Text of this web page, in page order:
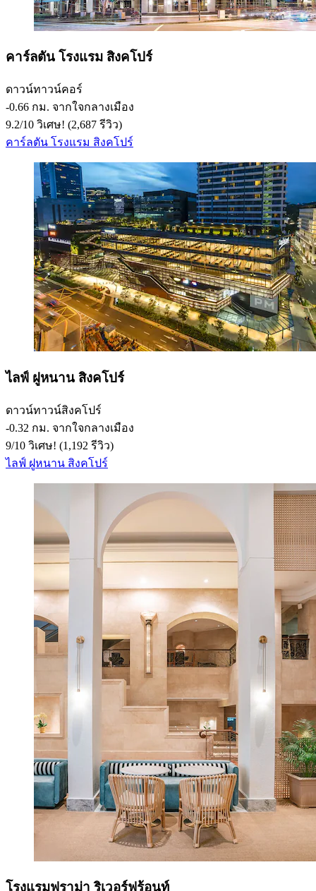
คาร์ลตัน โรงแรม สิงคโปร์
ดาวน์ทาวน์คอร์
‐0.66 กม. จากใจกลางเมือง
9.2/10 วิเศษ! (2,687 รีวิว)
คาร์ลตัน โรงแรม สิงคโปร์
ไลฟ์ ฝูหนาน สิงคโปร์
ดาวน์ทาวน์สิงคโปร์
‐0.32 กม. จากใจกลางเมือง
9/10 วิเศษ! (1,192 รีวิว)
ไลฟ์ ฝูหนาน สิงคโปร์
โรงแรมฟูราม่า ริเวอร์ฟร้อนท์